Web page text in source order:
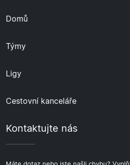
Domů
Týmy
Ligy
Cestovní kanceláře
Kontaktujte nás